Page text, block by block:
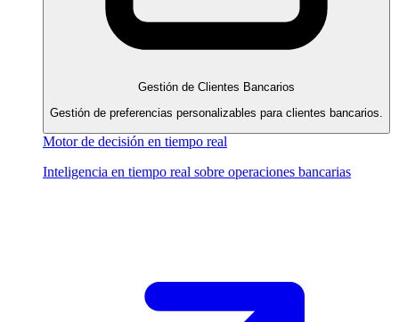
Gestión de Clientes Bancarios
Gestión de preferencias personalizables para clientes bancarios.
Motor de decisión en tiempo real
Inteligencia en tiempo real sobre operaciones bancarias